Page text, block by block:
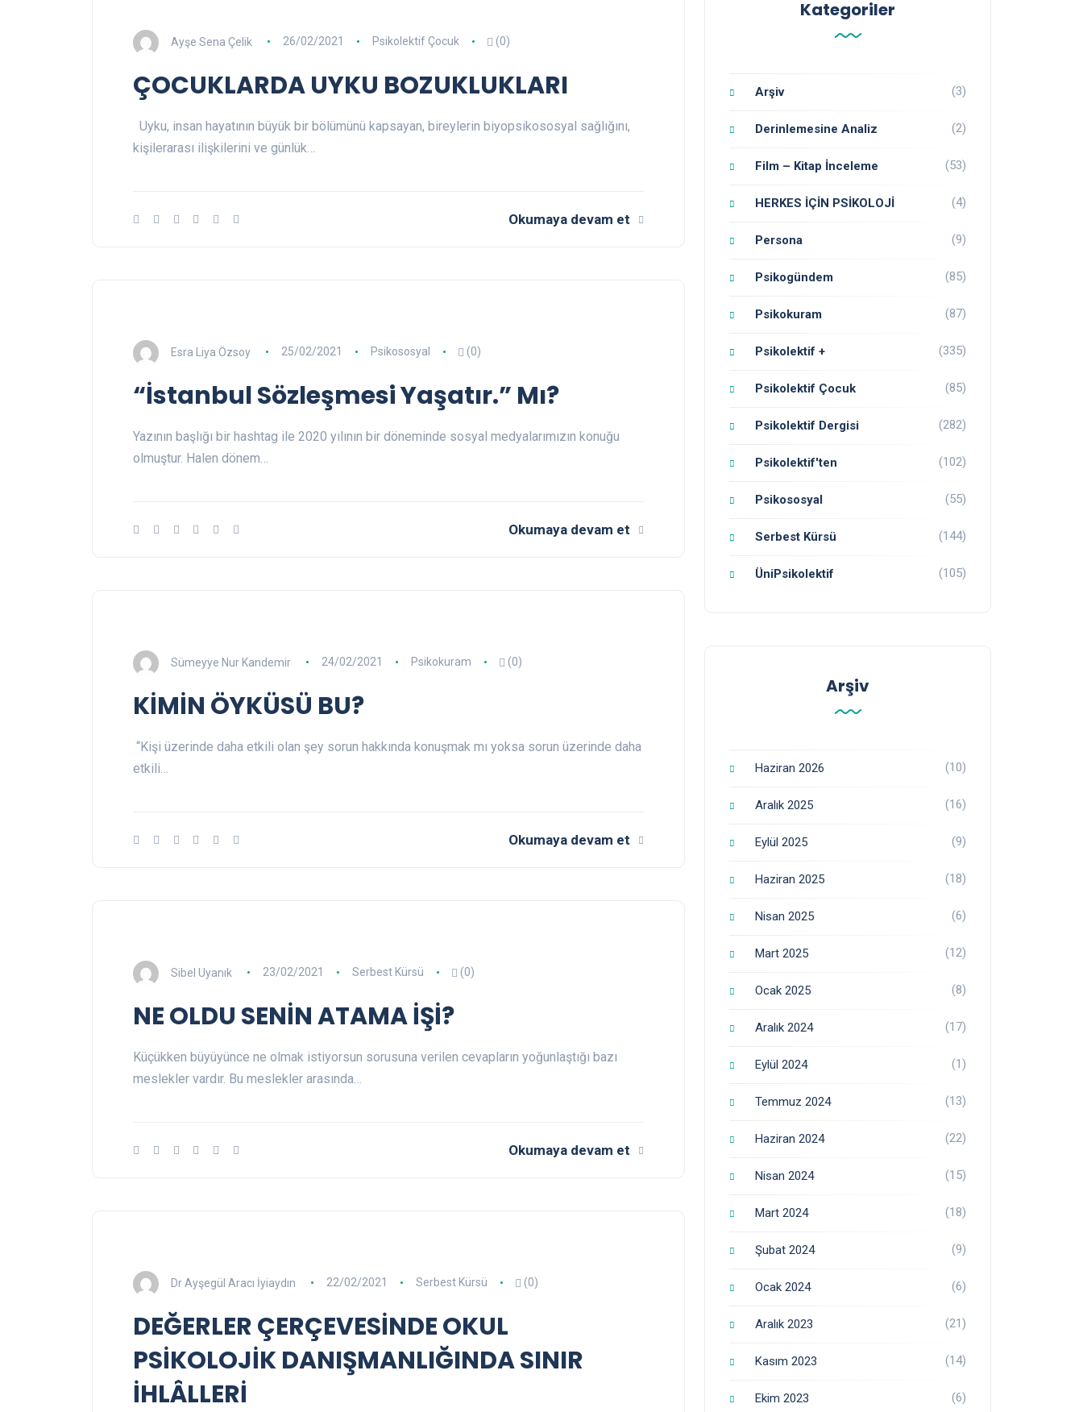
Ayşe Sena Çelik 26/02/2021 Psikolektif Çocuk (0)
ÇOCUKLARDA UYKU BOZUKLUKLARI
Uyku, insan hayatının büyük bir bölümünü kapsayan, bireylerin biyopsikososyal sağlığını,
kişilerarası ilişkilerini ve günlük…
Okumaya devam et
Esra Liya Özsoy 25/02/2021 Psikososyal (0)
“İstanbul Sözleşmesi Yaşatır.” Mı?
Yazının başlığı bir hashtag ile 2020 yılının bir döneminde sosyal medyalarımızın konuğu
olmuştur. Halen dönem…
Okumaya devam et
Sümeyye Nur Kandemir 24/02/2021 Psikokuram (0)
KİMİN ÖYKÜSÜ BU?
“Kişi üzerinde daha etkili olan şey sorun hakkında konuşmak mı yoksa sorun üzerinde daha
etkili…
Okumaya devam et
Sibel Uyanık 23/02/2021 Serbest Kürsü (0)
NE OLDU SENİN ATAMA İŞİ?
Küçükken büyüyünce ne olmak istiyorsun sorusuna verilen cevapların yoğunlaştığı bazı
meslekler vardır. Bu meslekler arasında…
Okumaya devam et
Dr Ayşegül Aracı İyiaydın 22/02/2021 Serbest Kürsü (0)
DEĞERLER ÇERÇEVESİNDE OKUL
PSİKOLOJİK DANIŞMANLIĞINDA SINIR
İHLÂLLERİ
Kategoriler
Arşiv (3)
Derinlemesine Analiz (2)
Film – Kitap İnceleme (53)
HERKES İÇİN PSİKOLOJİ (4)
Persona (9)
Psikogündem (85)
Psikokuram (87)
Psikolektif + (335)
Psikolektif Çocuk (85)
Psikolektif Dergisi (282)
Psikolektif'ten (102)
Psikososyal (55)
Serbest Kürsü (144)
ÜniPsikolektif (105)
Arşiv
Haziran 2026 (10)
Aralık 2025 (16)
Eylül 2025 (9)
Haziran 2025 (18)
Nisan 2025 (6)
Mart 2025 (12)
Ocak 2025 (8)
Aralık 2024 (17)
Eylül 2024 (1)
Temmuz 2024 (13)
Haziran 2024 (22)
Nisan 2024 (15)
Mart 2024 (18)
Şubat 2024 (9)
Ocak 2024 (6)
Aralık 2023 (21)
Kasım 2023 (14)
Ekim 2023 (6)